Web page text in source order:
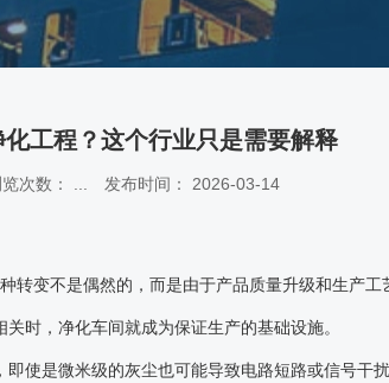
工程？这个行业只是需要解释
次数： ... 发布时间： 2026-03-14
变不是偶然的，而是由于产品质量升级和生产
时，净化车间就成为保证生产的基础设施。
使是微米级的灰尘也可能导致电路短路或信号干